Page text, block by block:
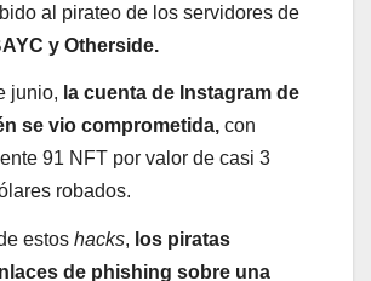
al pirateo de los servidores de
y Otherside.
junio, la cuenta de Instagram de
se vio comprometida, con
91 NFT por valor de casi 3
robados.
estos hacks, los piratas
de phishing sobre una